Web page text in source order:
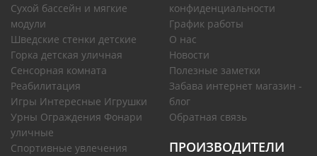
Сухой бассейн и мягкие
модули
Шведские стенки детские
Горка детская уличная
Сенсорная комната
Реабилитация
Игры Интересные Игрушки
Урны Ограждения Фонари
уличные
Спортивные увлечения
конфиденциальности
График работы
О нас
Новости
Полезные заметки
Забава интернет магазин -
блог
Обратная связь
ПРОИЗВОДИТЕЛИ